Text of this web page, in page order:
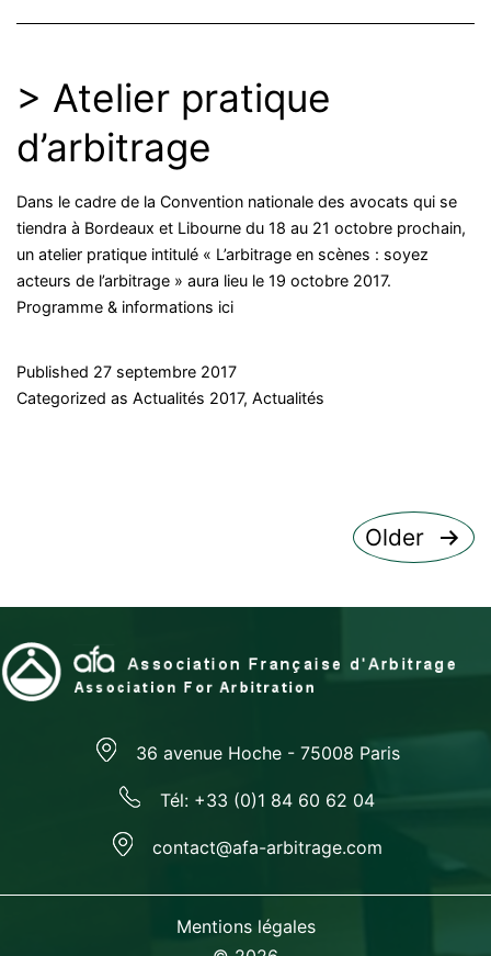
> Atelier pratique
d’arbitrage
Dans le cadre de la Convention nationale des avocats qui se
tiendra à Bordeaux et Libourne du 18 au 21 octobre prochain,
un atelier pratique intitulé « L’arbitrage en scènes : soyez
acteurs de l’arbitrage » aura lieu le 19 octobre 2017.
Programme & informations ici
Published 27 septembre 2017
Categorized as Actualités 2017, Actualités
publications
Older
36 avenue Hoche - 75008 Paris
Tél: +33 (0)1 84 60 62 04
contact@afa-arbitrage.com
Mentions légales